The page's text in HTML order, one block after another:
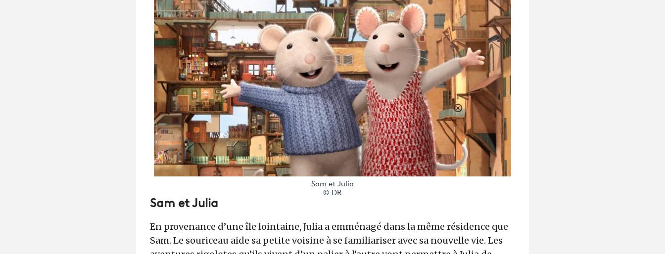
Sam et Julia
© DR
Sam et Julia
En provenance d’une île lointaine, Julia a emménagé dans la même résidence que
Sam. Le souriceau aide sa petite voisine à se familiariser avec sa nouvelle vie. Les